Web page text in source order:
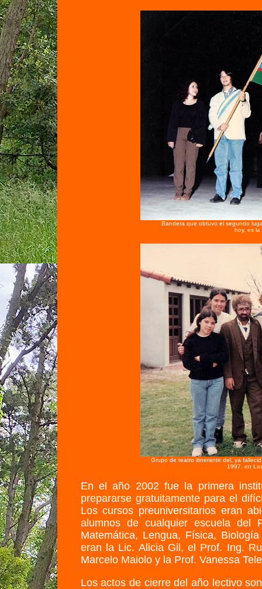
Bandera que obtuvo el segundo
hoy, es
Grupo de teatro itinerante del, ya
1997, en
En el año 2002 fue la primera
prepararse gratuitamente para el
Los cursos preuniversitarios eran
alumnos de cualquier escuela
Matemática, Lengua, Física,
eran la Lic. Alicia Gil, el Prof. Ing.
Marcelo Maiolo y la Prof. Vanessa
Los actos de cierre del año lectivo